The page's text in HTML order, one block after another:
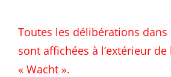
Toutes les délibérations
sont affichées à l’extérieur
« Wacht ».